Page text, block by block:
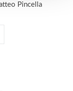
Pincella